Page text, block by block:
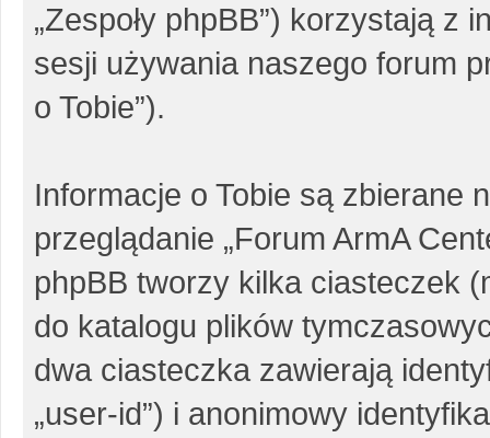
„Zespoły phpBB”) korzystają z
sesji używania naszego forum
o Tobie”).
Informacje o Tobie są zbierane
przeglądanie „Forum ArmA
phpBB tworzy kilka ciasteczek
do katalogu plików
dwa ciasteczka zawierają
„user-id”) i anonimowy